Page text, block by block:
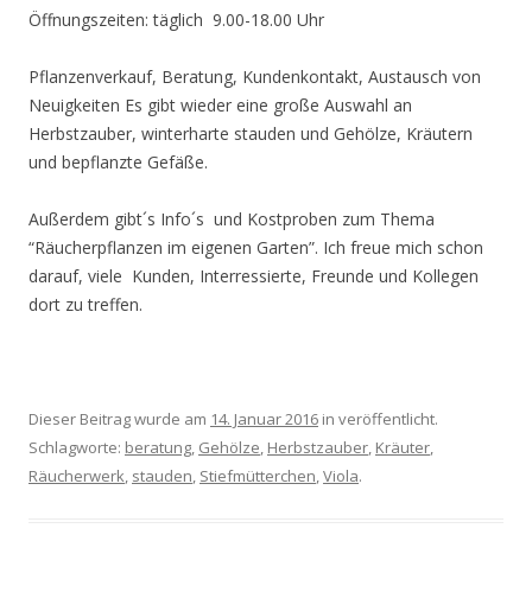
Öffnungszeiten: täglich 9.00-18.00 Uhr
Pflanzenverkauf, Beratung, Kundenkontakt, Austausch von
Neuigkeiten Es gibt wieder eine große Auswahl an
Herbstzauber, winterharte stauden und Gehölze, Kräutern
und bepflanzte Gefäße.
Außerdem gibt´s Info´s und Kostproben zum Thema
“Räucherpflanzen im eigenen Garten”. Ich freue mich schon
darauf, viele Kunden, Interressierte, Freunde und Kollegen
dort zu treffen.
Dieser Beitrag wurde am 14. Januar 2016 in veröffentlicht.
Schlagworte: beratung, Gehölze, Herbstzauber, Kräuter,
Räucherwerk, stauden, Stiefmütterchen,Viola.